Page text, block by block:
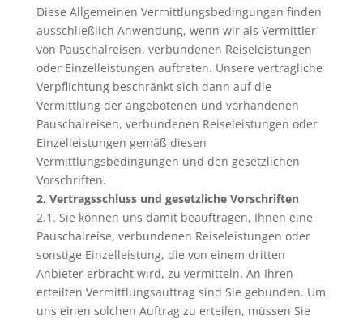
Diese Allgemeinen Vermittlungsbedingungen finden
ausschließlich Anwendung, wenn wir als Vermittler
von Pauschalreisen, verbundenen Reiseleistungen
oder Einzelleistungen auftreten. Unsere vertragliche
Verpflichtung beschränkt sich dann auf die
Vermittlung der angebotenen und vorhandenen
Pauschalreisen, verbundenen Reiseleistungen oder
Einzelleistungen gemäß diesen
Vermittlungsbedingungen und den gesetzlichen
Vorschriften.
2. Vertragsschluss und gesetzliche Vorschriften
2.1. Sie können uns damit beauftragen, Ihnen eine
Pauschalreise, verbundenen Reiseleistungen oder
sonstige Einzelleistung, die von einem dritten
Anbieter erbracht wird, zu vermitteln. An Ihren
erteilten Vermittlungsauftrag sind Sie gebunden. Um
uns einen solchen Auftrag zu erteilen, müssen Sie